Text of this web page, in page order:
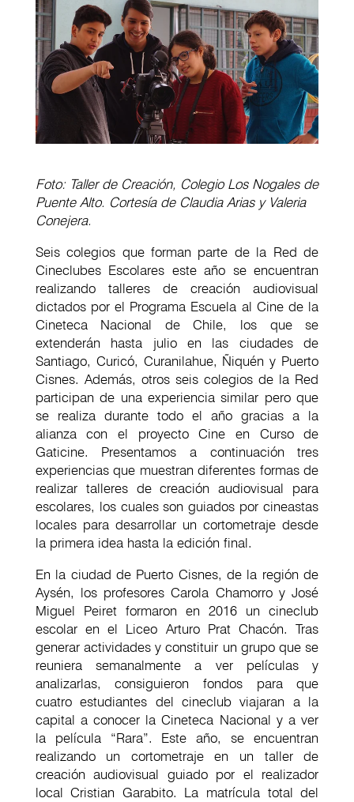
Foto: Taller de Creación, Colegio Los Nogales de
Puente Alto. Cortesía de Claudia Arias y Valeria
Conejera.
Seis colegios que forman parte de la Red de
Cineclubes Escolares este año se encuentran
realizando talleres de creación audiovisual
dictados por el Programa Escuela al Cine de la
Cineteca Nacional de Chile, los que se
extenderán hasta julio en las ciudades de
Santiago, Curicó, Curanilahue, Ñiquén y Puerto
Cisnes. Además, otros seis colegios de la Red
participan de una experiencia similar pero que
se realiza durante todo el año gracias a la
alianza con el proyecto Cine en Curso de
Gaticine. Presentamos a continuación tres
experiencias que muestran diferentes formas de
realizar talleres de creación audiovisual para
escolares, los cuales son guiados por cineastas
locales para desarrollar un cortometraje desde
la primera idea hasta la edición final.
En la ciudad de Puerto Cisnes, de la región de
Aysén, los profesores Carola Chamorro y José
Miguel Peiret formaron en 2016 un cineclub
escolar en el Liceo Arturo Prat Chacón. Tras
generar actividades y constituir un grupo que se
reuniera semanalmente a ver películas y
analizarlas, consiguieron fondos para que
cuatro estudiantes del cineclub viajaran a la
capital a conocer la Cineteca Nacional y a ver
la película “Rara”. Este año, se encuentran
realizando un cortometraje en un taller de
creación audiovisual guiado por el realizador
local Cristian Garabito. La matrícula total del